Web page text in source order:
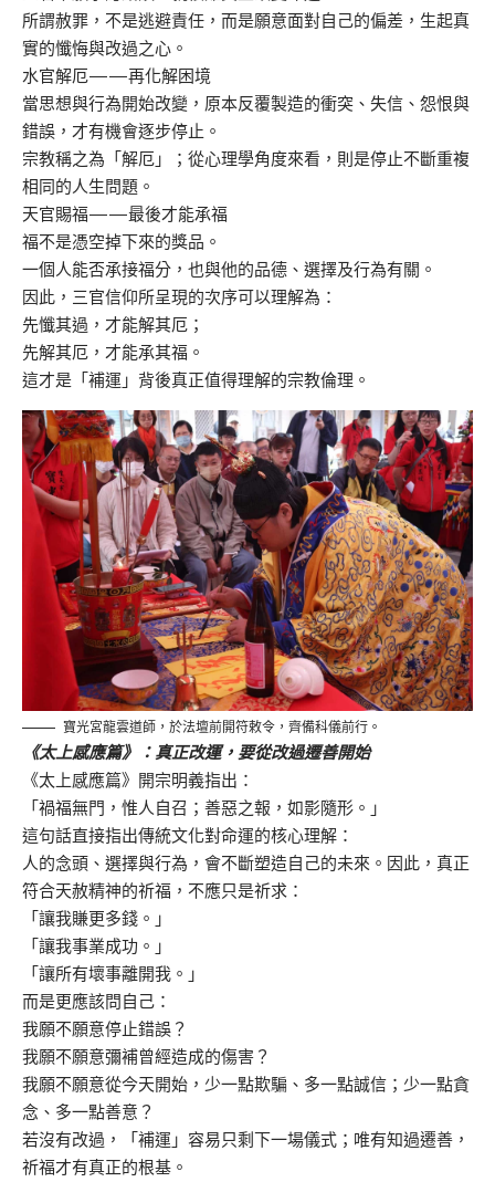
所謂赦罪，不是逃避責任，而是願意面對自己的偏差，生起真
實的懺悔與改過之心。
水官解厄——再化解困境
當思想與行為開始改變，原本反覆製造的衝突、失信、怨恨與
錯誤，才有機會逐步停止。
宗教稱之為「解厄」；從心理學角度來看，則是停止不斷重複
相同的人生問題。
天官賜福——最後才能承福
福不是憑空掉下來的獎品。
一個人能否承接福分，也與他的品德、選擇及行為有關。
因此，三官信仰所呈現的次序可以理解為：
先懺其過，才能解其厄；
先解其厄，才能承其福。
這才是「補運」背後真正值得理解的宗教倫理。
寶光宮龍雲道師，於法壇前開符敕令，齊備科儀前行。
《太上感應篇》：真正改運，要從改過遷善開始
《太上感應篇》開宗明義指出：
「禍福無門，惟人自召；善惡之報，如影隨形。」
這句話直接指出傳統文化對命運的核心理解：
人的念頭、選擇與行為，會不斷塑造自己的未來。因此，真正
符合天赦精神的祈福，不應只是祈求：
「讓我賺更多錢。」
「讓我事業成功。」
「讓所有壞事離開我。」
而是更應該問自己：
我願不願意停止錯誤？
我願不願意彌補曾經造成的傷害？
我願不願意從今天開始，少一點欺騙、多一點誠信；少一點貪
念、多一點善意？
若沒有改過，「補運」容易只剩下一場儀式；唯有知過遷善，
祈福才有真正的根基。